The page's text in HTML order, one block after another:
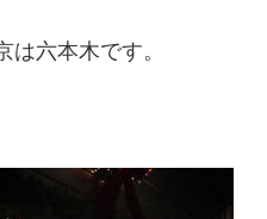
六本木です。